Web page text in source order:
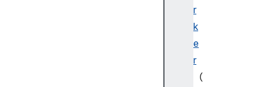
r
k
e
r
（